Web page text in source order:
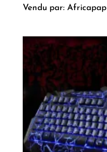
Vendu par: Africapap